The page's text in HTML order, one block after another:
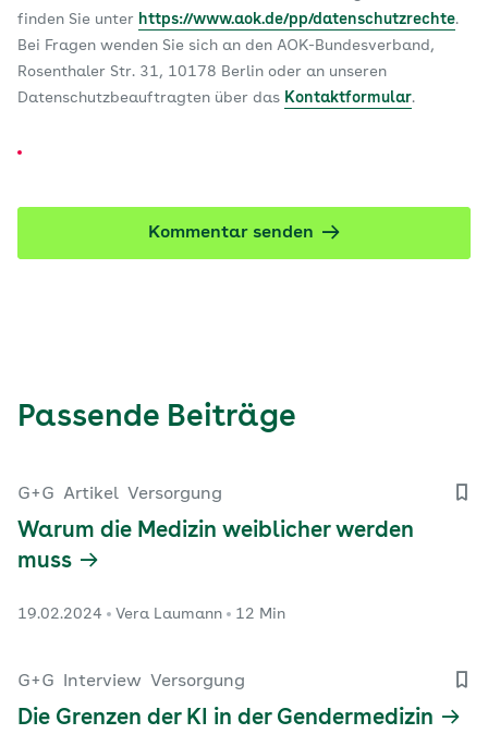
finden Sie unter https://www.aok.de/pp/datenschutzrechte.
Bei Fragen wenden Sie sich an den AOK-Bundesverband,
Rosenthaler Str. 31, 10178 Berlin oder an unseren
Datenschutzbeauftragten über das Kontaktformular.
Kommentar senden
Passende Beiträge
G+G Artikel Versorgung
Warum die Medizin weiblicher werden
muss
19.02.2024 Vera Laumann 12 Min
G+G Interview Versorgung
Die Grenzen der KI in der Gendermedizin